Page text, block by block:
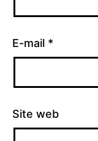
E-mail *
Site web